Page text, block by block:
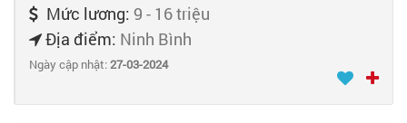
Mức lương: 9 - 16 triệu
Địa điểm: Ninh Bình
Ngày cập nhật:27-03-2024